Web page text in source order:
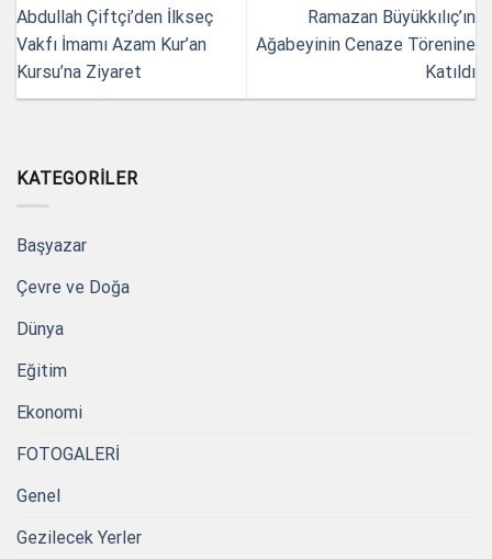
Abdullah Çiftçi’den İlkseç
Vakfı İmamı Azam Kur’an
Kursu’na Ziyaret
Ramazan Büyükkılıç’ın
Ağabeyinin Cenaze Törenine
Katıldı
KATEGORILER
Başyazar
Çevre ve Doğa
Dünya
Eğitim
Ekonomi
FOTOGALERİ
Genel
Gezilecek Yerler